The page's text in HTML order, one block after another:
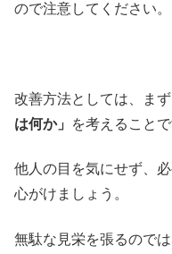
ので注意してください。
改善方法としては、ま
は何か」
を考えることで
他人の目を気にせず、
心がけましょう。
無駄な見栄を張るので